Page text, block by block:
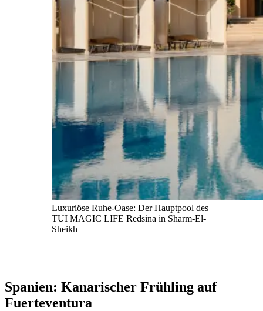
Luxuriöse Ruhe-Oase: Der Hauptpool des
TUI MAGIC LIFE Redsina in Sharm-El-
Sheikh
Spanien: Kanarischer Frühling auf
Fuerteventura